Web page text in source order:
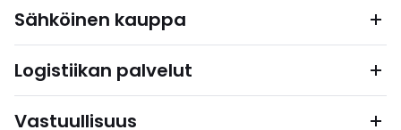
Sähköinen kauppa
Logistiikan palvelut
Vastuullisuus